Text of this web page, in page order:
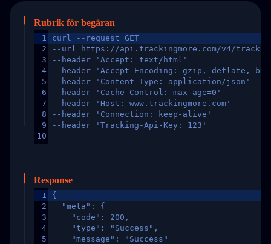
Rubrik för begäran
1
2
3
4
5
6
7
8
9
10
curl --request GET
--url https://api.trackingmore.com/v4/trackings/
--header 'Accept: text/html'
--header 'Accept-Encoding: gzip, deflate,
--header 'Content-Type: application/json'
--header 'Cache-Control: max-age=0'
--header 'Host: www.trackingmore.com'
--header 'Connection: keep-alive'
--header 'Tracking-Api-Key: 123'
Response
1
2
3
4
5
{
  "meta": {
    "code": 200,
    "type": "Success",
    "message": "Success"